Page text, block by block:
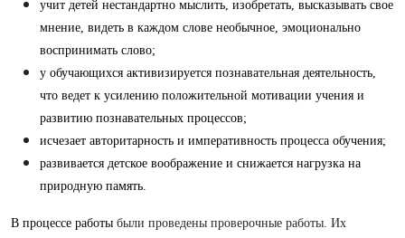
учит детей нестандартно мыслить, изобретать, высказывать свое
мнение, видеть в каждом слове необычное, эмоционально
воспринимать слово;
у обучающихся активизируется познавательная деятельность,
что ведет к усилению положительной мотивации учения и
развитию познавательных процессов;
исчезает авторитарность и императивность процесса обучения;
развивается детское воображение и снижается нагрузка на
природную память.
В процессе работы были проведены проверочные работы. Их